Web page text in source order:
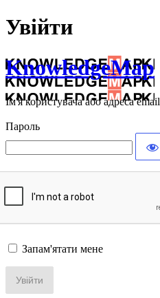
Увійти
KnowledgeMap
Ім'я користувача або адреса email
Пароль
Запам'ятати мене